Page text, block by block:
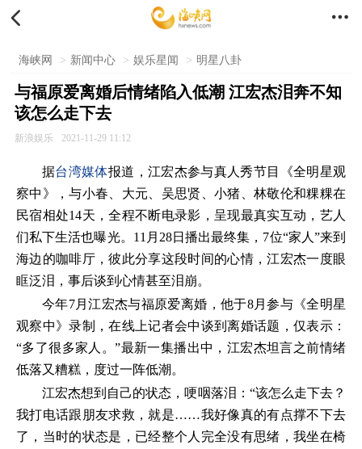
 
海峡网 > 新闻中心 > 娱乐星闻 > 明星八卦
与福原爱离婚后情绪陷入低潮 江宏杰泪奔不知
该怎么走下去
新浪娱乐 2021-11-29 11:12
据台湾媒体报道，江宏杰参与真人秀节目《全明星观
察中》，与小春、大元、吴思贤、小猪、林敬伦和粿粿在
民宿相处14天，全程不断电录影，呈现最真实互动，艺人
们私下生活也曝光。11月28日播出最终集，7位“家人”来到
海边的咖啡厅，彼此分享这段时间的心情，江宏杰一度眼
眶泛泪，事后谈到心情甚至泪崩。
今年7月江宏杰与福原爱离婚，他于8月参与《全明星
观察中》录制，在线上记者会中谈到离婚话题，仅表示：
“多了很多家人。”最新一集播出中，江宏杰坦言之前情绪
低落又糟糕，度过一阵低潮。
江宏杰想到自己的状态，哽咽落泪：“该怎么走下去？
我打电话跟朋友求救，就是……我好像真的有点撑不下去
了，当时的状态是，已经整个人完全没有思绪，我坐在椅